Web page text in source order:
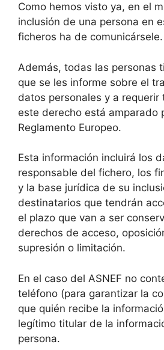
Como hemos visto ya, en el
inclusión de una persona en
ficheros ha de comunicársele.
Además, todas las personas
que se les informe sobre el
datos personales y a requerir
este derecho está amparado
Reglamento Europeo.
Esta información incluirá los
responsable del fichero, los
y la base jurídica de su
destinatarios que tendrán
el plazo que van a ser
derechos de acceso,
supresión o limitación.
En el caso del ASNEF no
teléfono (para garantizar la
que quién recibe la
legítimo titular de la
persona.